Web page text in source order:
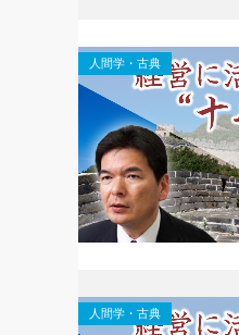
人間学・古典
人間学・古典